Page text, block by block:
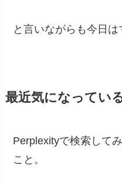
と言いながらも今日は
最近気になってい
Perplexityで検索して
こと。